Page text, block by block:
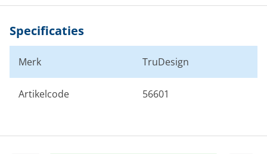
Specificaties
Merk TruDesign
Artikelcode 56601